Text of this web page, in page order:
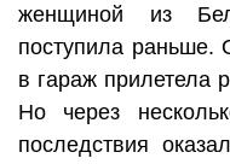
женщиной из
поступила раньше.
в гараж прилетела
Но через
последствия